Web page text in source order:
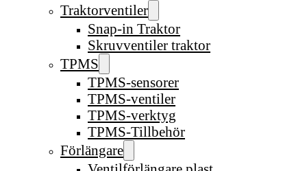
Traktorventiler
Snap-in Traktor
Skruvventiler traktor
TPMS
TPMS-sensorer
TPMS-ventiler
TPMS-verktyg
TPMS-Tillbehör
Förlängare